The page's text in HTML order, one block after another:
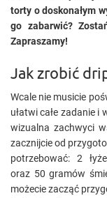
torty o doskonałym
go zabarwić?
Zapraszamy!
Jak zrobić
Wcale nie musicie
ułatwi całe zadanie
wizualna zachwyci
zacznijcie od
potrzebować: 2
oraz 50 gramów
możecie zacząć